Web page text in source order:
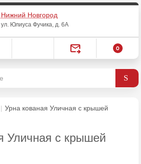
Нижний Новгород
ул. Юлиуса Фучика, д. 6А
0
Урна кованая Уличная с крышей
Уличная с крышей